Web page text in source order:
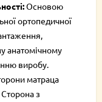
Основою
ортопедичної
анатомічному
виробу.
матраца
з